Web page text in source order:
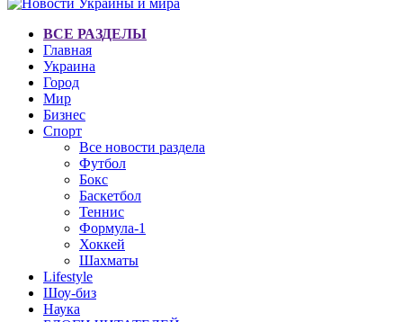
ВСЕ РАЗДЕЛЫ
Главная
Украина
Город
Мир
Бизнес
Спорт
Все новости раздела
Футбол
Бокс
Баскетбол
Теннис
Формула-1
Хоккей
Шахматы
Lifestyle
Шоу-биз
Наука